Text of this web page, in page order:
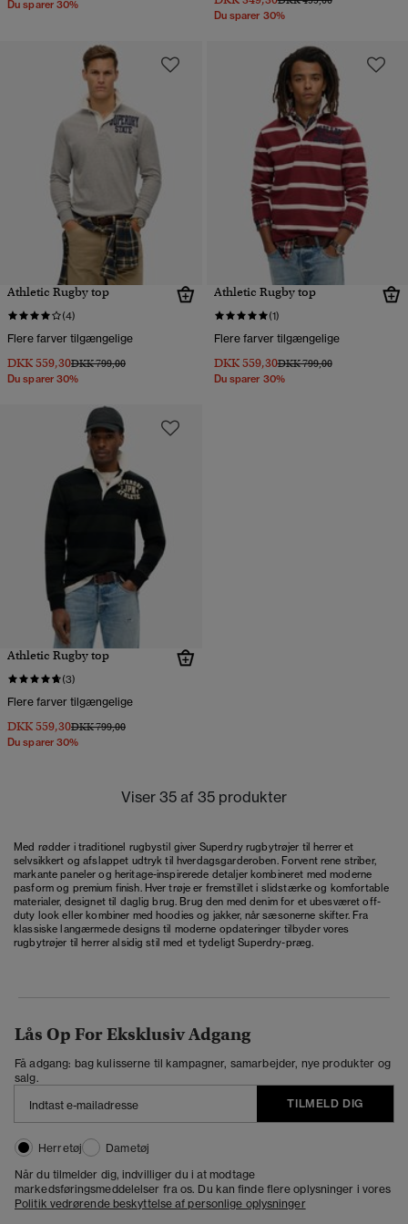
Du sparer 30%
Du sparer 30%
Athletic Rugby top
(4)
Flere farver tilgængelige
DKK 559,30Pris nedsat fra
DKK 799,00til
Du sparer 30%
Athletic Rugby top
(1)
Flere farver tilgængelige
DKK 559,30Pris nedsat fra
DKK 799,00til
Du sparer 30%
Athletic Rugby top
(3)
Flere farver tilgængelige
DKK 559,30Pris nedsat fra
DKK 799,00til
Du sparer 30%
Viser 35 af 35 produkter
Med rødder i traditionel rugbystil giver Superdry rugbytrøjer til herrer et
selvsikkert og afslappet udtryk til hverdagsgarderoben. Forvent rene striber,
markante paneler og heritage-inspirerede detaljer kombineret med moderne
pasform og premium finish. Hver trøje er fremstillet i slidstærke og komfortable
materialer, designet til daglig brug. Brug den med denim for et ubesværet off-
duty look eller kombiner med hoodies og jakker, når sæsonerne skifter. Fra
klassiske langærmede designs til moderne opdateringer tilbyder vores
rugbytrøjer til herrer alsidig stil med et tydeligt Superdry-præg.
Lås Op For Eksklusiv Adgang
Få adgang: bag kulisserne til kampagner, samarbejder, nye produkter og
salg.
TILMELD DIG
Herretøj
Dametøj
Når du tilmelder dig, indvilliger du i at modtage
markedsføringsmeddelelser fra os. Du kan finde flere oplysninger i vores
Politik vedrørende beskyttelse af personlige oplysninger